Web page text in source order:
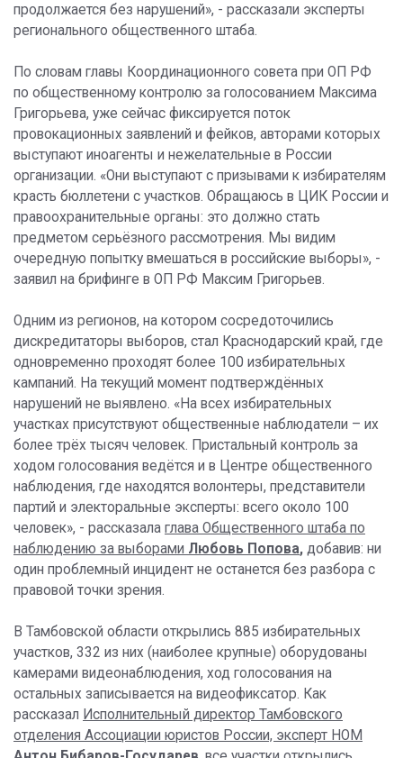
продолжается без нарушений», - рассказали эксперты
регионального общественного штаба.
По словам главы Координационного совета при ОП РФ
по общественному контролю за голосованием Максима
Григорьева, уже сейчас фиксируется поток
провокационных заявлений и фейков, авторами которых
выступают иноагенты и нежелательные в России
организации. «Они выступают с призывами к избирателям
красть бюллетени с участков. Обращаюсь в ЦИК России и
правоохранительные органы: это должно стать
предметом серьёзного рассмотрения. Мы видим
очередную попытку вмешаться в российские выборы», -
заявил на брифинге в ОП РФ Максим Григорьев.
Одним из регионов, на котором сосредоточились
дискредитаторы выборов, стал Краснодарский край, где
одновременно проходят более 100 избирательных
кампаний. На текущий момент подтверждённых
нарушений не выявлено. «На всех избирательных
участках присутствуют общественные наблюдатели – их
более трёх тысяч человек. Пристальный контроль за
ходом голосования ведётся и в Центре общественного
наблюдения, где находятся волонтеры, представители
партий и электоральные эксперты: всего около 100
человек», - рассказала глава Общественного штаба по
наблюдению за выборами Любовь Попова, добавив: ни
один проблемный инцидент не останется без разбора с
правовой точки зрения.
В Тамбовской области открылись 885 избирательных
участков, 332 из них (наиболее крупные) оборудованы
камерами видеонаблюдения, ход голосования на
остальных записывается на видеофиксатор. Как
рассказал Исполнительный директор Тамбовского
отделения Ассоциации юристов России, эксперт НОМ